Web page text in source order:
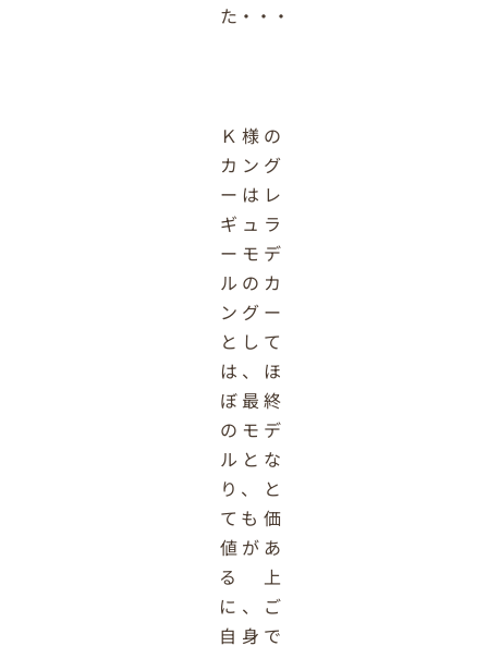
た・・・
Ｋ様の
カング
ーはレ
ギュラ
ーモデ
ルのカ
ングー
として
は、ほ
ぼ最終
のモデ
ルとな
り、と
ても価
値があ
る上
に、ご
自身で